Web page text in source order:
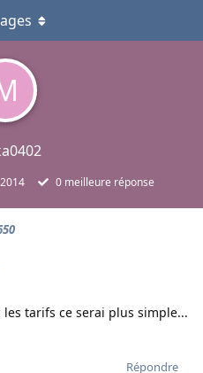
0meilleure réponse
tarifs ce serai plus simple...
Répondre